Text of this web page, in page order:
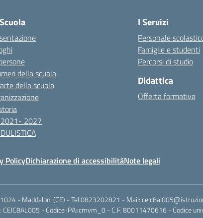
della scuola
della scuola
2027
I Servizi
Personale
Famiglie e studenti
Percorsi di studio
Didattica
Offerta formativa
PolicyDichiarazione di accessibilitàNote legali
- Maddaloni (CE) - Tel 0823202821 - Mail:
CEIC8AL005 - Codice iPA:icmvm_0 - C.F. 80011470616 - Codice